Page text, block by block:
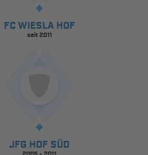
FC WIESLA HOF
seit 2011
JFG HOF SÜD